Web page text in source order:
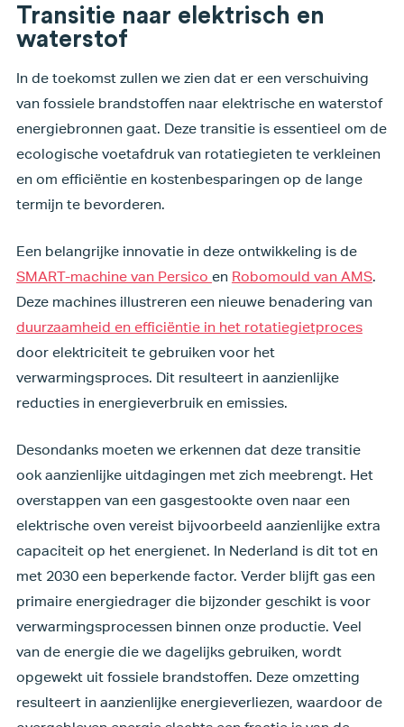
Transitie naar elektrisch en
waterstof
In de toekomst zullen we zien dat er een verschuiving
van fossiele brandstoffen naar elektrische en waterstof
energiebronnen gaat. Deze transitie is essentieel om de
ecologische voetafdruk van rotatiegieten te verkleinen
en om efficiëntie en kostenbesparingen op de lange
termijn te bevorderen.
Een belangrijke innovatie in deze ontwikkeling is de
SMART-machine van Persico en Robomould van AMS.
Deze machines illustreren een nieuwe benadering van
duurzaamheid en efficiëntie in het rotatiegietproces
door elektriciteit te gebruiken voor het
verwarmingsproces. Dit resulteert in aanzienlijke
reducties in energieverbruik en emissies.
Desondanks moeten we erkennen dat deze transitie
ook aanzienlijke uitdagingen met zich meebrengt. Het
overstappen van een gasgestookte oven naar een
elektrische oven vereist bijvoorbeeld aanzienlijke extra
capaciteit op het energienet. In Nederland is dit tot en
met 2030 een beperkende factor. Verder blijft gas een
primaire energiedrager die bijzonder geschikt is voor
verwarmingsprocessen binnen onze productie. Veel
van de energie die we dagelijks gebruiken, wordt
opgewekt uit fossiele brandstoffen. Deze omzetting
resulteert in aanzienlijke energieverliezen, waardoor de